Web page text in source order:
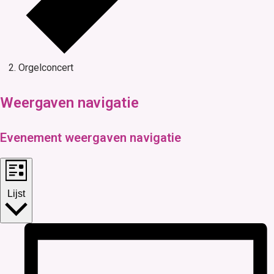
Orgelconcert
E
e
m
e
n
Weergaven navigatie
Evenement weergaven navigatie
Lijst